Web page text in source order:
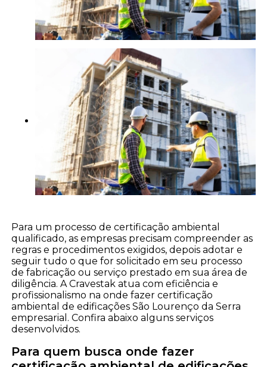
Para um processo de certificação ambiental
qualificado, as empresas precisam compreender as
regras e procedimentos exigidos, depois adotar e
seguir tudo o que for solicitado em seu processo
de fabricação ou serviço prestado em sua área de
diligência. A Cravestak atua com eficiência e
profissionalismo na onde fazer certificação
ambiental de edificações São Lourenço da Serra
empresarial. Confira abaixo alguns serviços
desenvolvidos.
Para quem busca onde fazer